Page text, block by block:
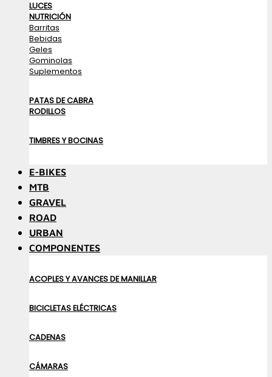
LUCES
NUTRICIÓN
Barritas
Bebidas
Geles
Gominolas
Suplementos
PATAS DE CABRA
RODILLOS
TIMBRES Y BOCINAS
E-BIKES
MTB
GRAVEL
ROAD
URBAN
COMPONENTES
ACOPLES Y AVANCES DE MANILLAR
BICICLETAS ELÉCTRICAS
CADENAS
CÁMARAS